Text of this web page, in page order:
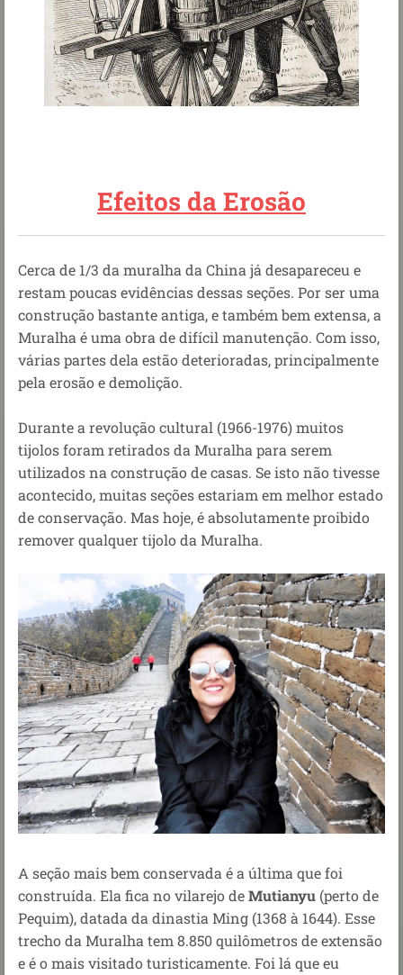
Efeitos da Erosão
Cerca de 1/3 da muralha da China já desapareceu e
restam poucas evidências dessas seções. Por ser uma
construção bastante antiga, e também bem extensa, a
Muralha é uma obra de difícil manutenção. Com isso,
várias partes dela estão deterioradas, principalmente
pela erosão e demolição.
Durante a revolução cultural (1966-1976) muitos
tijolos foram retirados da Muralha para serem
utilizados na construção de casas. Se isto não tivesse
acontecido, muitas seções estariam em melhor estado
de conservação. Mas hoje, é absolutamente proibido
remover qualquer tijolo da Muralha.
A seção mais bem conservada é a última que foi
construída. Ela fica no vilarejo deMutianyu (perto de
Pequim), datada da dinastia Ming (1368 à 1644). Esse
trecho da Muralha tem 8.850 quilômetros de extensão
e é o mais visitado turisticamente. Foi lá que eu